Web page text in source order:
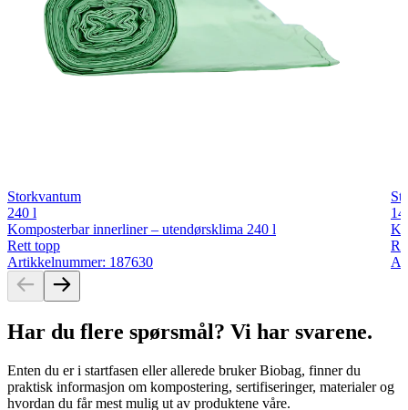
Storkvantum
240 l
Komposterbar innerliner – utendørsklima 240 l
Rett topp
Artikkelnummer: 187630
Har du flere spørsmål? Vi har svarene.
Enten du er i startfasen eller allerede bruker Biobag, finner du
praktisk informasjon om kompostering, sertifiseringer, materialer og
hvordan du får mest mulig ut av produktene våre.